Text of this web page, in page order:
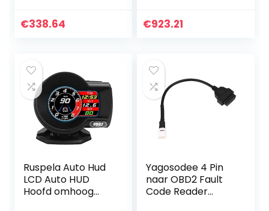
€338.64
SVCI 2020 2019
€923.21
Ruspela Auto Hud
LCD Auto HUD
Hoofd omhoog
Yagosodee 4 Pin
naar OBD2 Fault
Code Reader